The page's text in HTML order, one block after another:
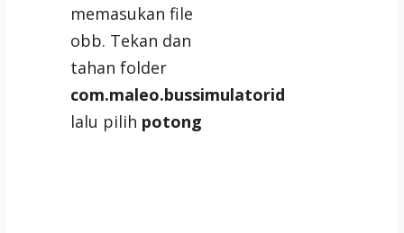
memasukan file
obb. Tekan dan
tahan folder
com.maleo.bussimulatorid
lalu pilih potong